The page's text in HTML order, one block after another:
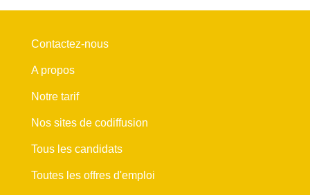
Contactez-nous
A propos
Notre tarif
Nos sites de codiffusion
Tous les candidats
Toutes les offres d'emploi